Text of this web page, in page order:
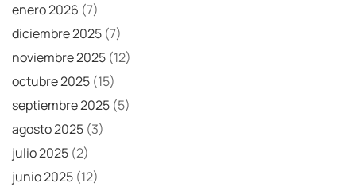
enero 2026 (7)
diciembre 2025 (7)
noviembre 2025 (12)
octubre 2025 (15)
septiembre 2025 (5)
agosto 2025 (3)
julio 2025 (2)
junio 2025 (12)